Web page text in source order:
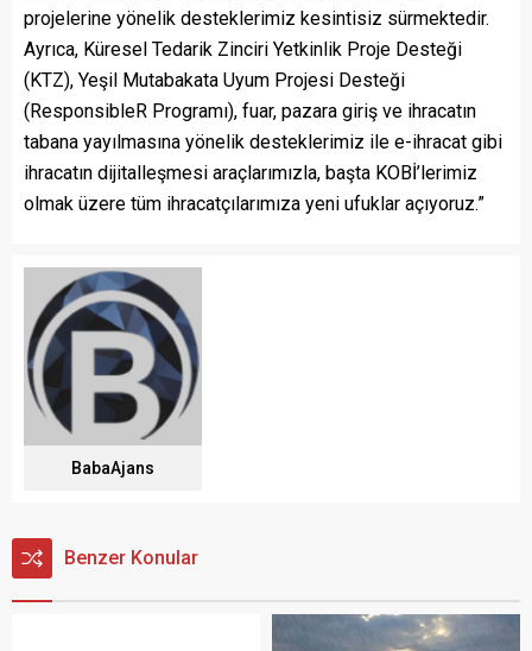
projelerine yönelik desteklerimiz kesintisiz sürmektedir.
Ayrıca, Küresel Tedarik Zinciri Yetkinlik Proje Desteği
(KTZ), Yeşil Mutabakata Uyum Projesi Desteği
(ResponsibleR Programı), fuar, pazara giriş ve ihracatın
tabana yayılmasına yönelik desteklerimiz ile e-ihracat gibi
ihracatın dijitalleşmesi araçlarımızla, başta KOBİ’lerimiz
olmak üzere tüm ihracatçılarımıza yeni ufuklar açıyoruz.”
BabaAjans
Benzer Konular